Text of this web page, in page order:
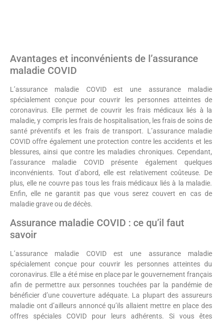
Avantages et inconvénients de l’assurance
maladie COVID
L’assurance maladie COVID est une assurance maladie
spécialement conçue pour couvrir les personnes atteintes de
coronavirus. Elle permet de couvrir les frais médicaux liés à la
maladie, y compris les frais de hospitalisation, les frais de soins de
santé préventifs et les frais de transport. L’assurance maladie
COVID offre également une protection contre les accidents et les
blessures, ainsi que contre les maladies chroniques. Cependant,
l’assurance maladie COVID présente également quelques
inconvénients. Tout d’abord, elle est relativement coûteuse. De
plus, elle ne couvre pas tous les frais médicaux liés à la maladie.
Enfin, elle ne garantit pas que vous serez couvert en cas de
maladie grave ou de décès.
Assurance maladie COVID : ce qu’il faut
savoir
L’assurance maladie COVID est une assurance maladie
spécialement conçue pour couvrir les personnes atteintes du
coronavirus. Elle a été mise en place par le gouvernement français
afin de permettre aux personnes touchées par la pandémie de
bénéficier d’une couverture adéquate. La plupart des assureurs
maladie ont d’ailleurs annoncé qu’ils allaient mettre en place des
offres spéciales COVID pour leurs adhérents. Si vous êtes